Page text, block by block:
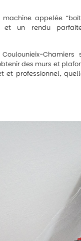
machine appelée
et un rendu
des murs et
et professionnel,